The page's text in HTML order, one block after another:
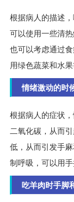
根据病人的描述
可以使用一些清
也可以考虑通过
用绿色蔬菜和水
情绪激动的时
根据病人的症状
二氧化碳，从而
低，从而引发手
制呼吸，可以用
吃羊肉时手脚